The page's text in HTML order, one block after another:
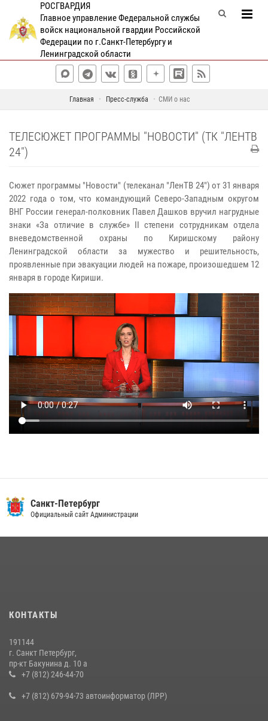
РОСГВАРДИЯ
Главное управление Федеральной службы
войск национальной гвардии Российской
Федерации по г.Санкт-Петербургу и
Ленинградской области
Главная Пресс-служба СМИ о нас
ТЕЛЕСЮЖЕТ ПРОГРАММЫ "НОВОСТИ" (ТК "ЛЕНТВ
24")
Сюжет программы "Новости" (телеканал "ЛенТВ 24") от 31 января
2022 года о том, что командующий Северо-Западным округом
ВНГ России генерал-полковник Павел Дашков вручил нагрудные
знаки «За отличие в службе» II степени сотрудникам отдела
вневедомственной охраны по Киришскому району
Ленинградской области за мужество и решительность,
проявленные при эвакуации людей на пожаре, произошедшем 12
января в городе Кириши.
Санкт-Петербург
Официальный сайт Администрации
КОНТАКТЫ
191144
г. Санкт Петербург,
пр-кт Бакунина д. 10 а
+7 (812) 246-44-70
+7 (812) 679-94-73 автоинформатор (ЛРР)